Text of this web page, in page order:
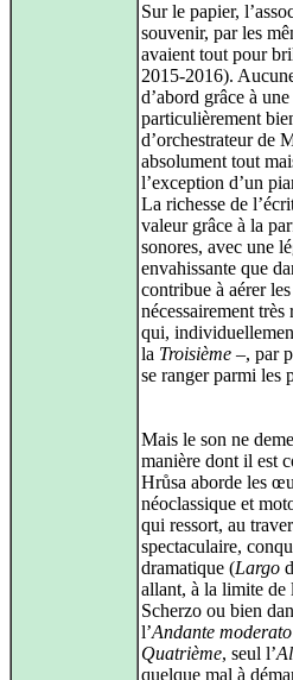
Sur le papier,
souvenir, par les
avaient tout pour
2015‑2016).
d’abord grâce à
particulièrement
d’orchestrateur de
absolument tout
l’exception d’un
La richesse de
valeur grâce à la
sonores, avec une
envahissante que
contribue à aérer
nécessairement
qui,
la Troisième –, par
se ranger parmi les
Mais le son ne
manière dont il est
Hrůsa aborde les
néoclassique et
qui ressort, au
spectaculaire,
dramatique (Largo
allant, à la limite de
Scherzo ou bien
l’Andante moderato
Quatrième, seul l’
quelque mal à